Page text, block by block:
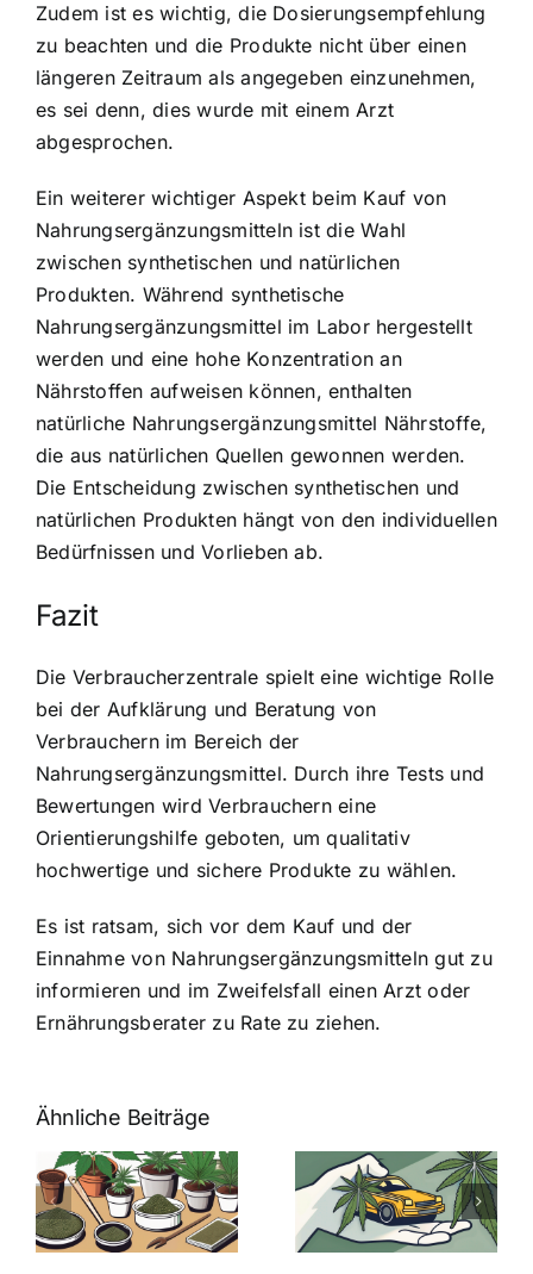
Zudem ist es wichtig, die Dosierungsempfehlung
zu beachten und die Produkte nicht über einen
längeren Zeitraum als angegeben einzunehmen,
es sei denn, dies wurde mit einem Arzt
abgesprochen.
Ein weiterer wichtiger Aspekt beim Kauf von
Nahrungsergänzungsmitteln ist die Wahl
zwischen synthetischen und natürlichen
Produkten. Während synthetische
Nahrungsergänzungsmittel im Labor hergestellt
werden und eine hohe Konzentration an
Nährstoffen aufweisen können, enthalten
natürliche Nahrungsergänzungsmittel Nährstoffe,
die aus natürlichen Quellen gewonnen werden.
Die Entscheidung zwischen synthetischen und
natürlichen Produkten hängt von den individuellen
Bedürfnissen und Vorlieben ab.
Fazit
Die Verbraucherzentrale spielt eine wichtige Rolle
bei der Aufklärung und Beratung von
Verbrauchern im Bereich der
Nahrungsergänzungsmittel. Durch ihre Tests und
Bewertungen wird Verbrauchern eine
Orientierungshilfe geboten, um qualitativ
hochwertige und sichere Produkte zu wählen.
Es ist ratsam, sich vor dem Kauf und der
Einnahme von Nahrungsergänzungsmitteln gut zu
informieren und im Zweifelsfall einen Arzt oder
Ernährungsberater zu Rate zu ziehen.
Ähnliche Beiträge
Neue THC-
Grenzwert-
Regelung:
Was Sie über
Cannabis und
Cannabis
Samen
kaufen: Alles
was Sie